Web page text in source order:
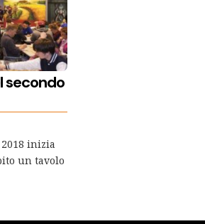
secondo
inizia
un tavolo